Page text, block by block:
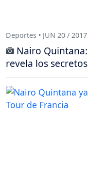
Deportes • JUN 20 / 2017
Nairo
revela los